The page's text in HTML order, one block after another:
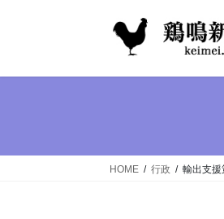
HOME 行政 輸出支